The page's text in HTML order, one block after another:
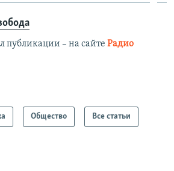
публикации – на сайте Радио
Общество Все статьи